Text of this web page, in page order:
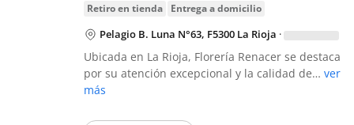
retiro en tienda entrega a domicilio
Pelagio B. Luna N°63, F5300 La Rioja ·
Ubicada en La Rioja, Florería Renacer se destaca
por su atención excepcional y la calidad de… ver
más